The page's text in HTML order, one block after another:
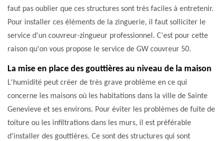
faut pas oublier que ces structures sont très faciles à entretenir.
Pour installer ces éléments de la zinguerie, il faut solliciter le
service d'un couvreur-zingueur professionnel. C'est pour cette
raison qu'on vous propose le service de GW couvreur 50.
La mise en place des gouttières au niveau de la maison
L'humidité peut créer de très grave problème en ce qui
concerne les maisons où les habitations dans la ville de Sainte
Genevieve et ses environs. Pour éviter les problèmes de fuite de
toiture ou les infiltrations dans les murs, il est préférable
d'installer des gouttières. Ce sont des structures qui sont